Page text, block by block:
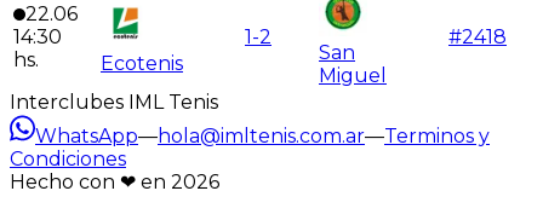
22.06
14:30
hs.
Ecotenis
1-2
San
Miguel
#2418
Interclubes IML Tenis
WhatsApp—hola@imltenis.com.ar—Terminos y
Condiciones
Hecho con ❤︎ en 2026